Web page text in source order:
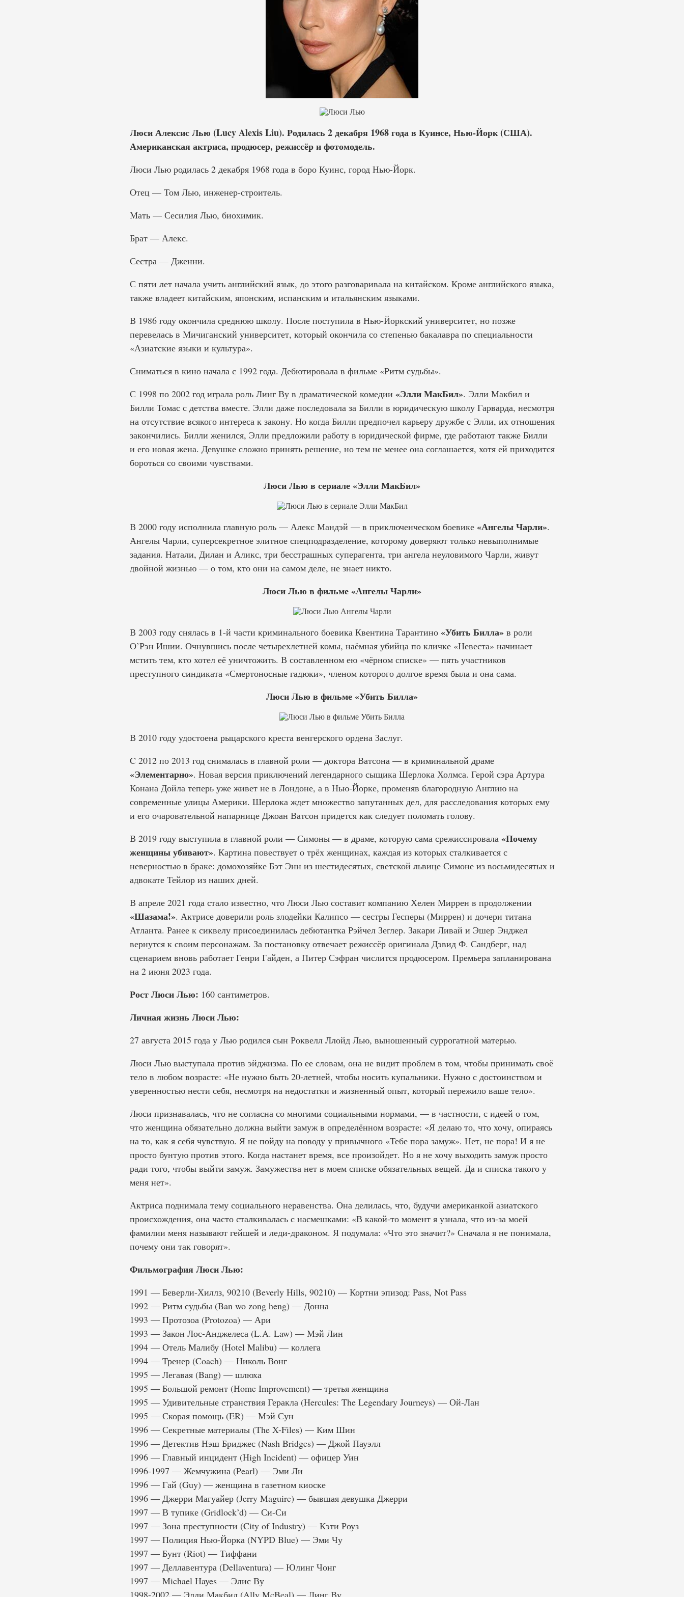
Люси Алексис Лью (Lucy Alexis Liu). Родилась 2 декабря 1968 года в Куинсе, Нью-Йорк (США).
Американская актриса, продюсер, режиссёр и фотомодель.
Люси Лью родилась 2 декабря 1968 года в боро Куинс, город Нью-Йорк.
Отец — Том Лью, инженер-строитель.
Мать — Сесилия Лью, биохимик.
Брат — Алекс.
Сестра — Дженни.
С пяти лет начала учить английский язык, до этого разговаривала на китайском. Кроме английского языка,
также владеет китайским, японским, испанским и итальянским языками.
В 1986 году окончила среднюю школу. После поступила в Нью-Йоркский университет, но позже
перевелась в Мичиганский университет, который окончила со степенью бакалавра по специальности
«Азиатские языки и культура».
Сниматься в кино начала с 1992 года. Дебютировала в фильме «Ритм судьбы».
С 1998 по 2002 год играла роль Линг Ву в драматической комедии «Элли МакБил». Элли Макбил и
Билли Томас с детства вместе. Элли даже последовала за Билли в юридическую школу Гарварда, несмотря
на отсутствие всякого интереса к закону. Но когда Билли предпочел карьеру дружбе с Элли, их отношения
закончились. Билли женился, Элли предложили работу в юридической фирме, где работают также Билли
и его новая жена. Девушке сложно принять решение, но тем не менее она соглашается, хотя ей приходится
бороться со своими чувствами.
Люси Лью в сериале «Элли МакБил»
В 2000 году исполнила главную роль — Алекс Мандэй — в приключенческом боевике «Ангелы Чарли».
Ангелы Чарли, суперсекретное элитное спецподразделение, которому доверяют только невыполнимые
задания. Натали, Дилан и Аликс, три бесстрашных суперагента, три ангела неуловимого Чарли, живут
двойной жизнью — о том, кто они на самом деле, не знает никто.
Люси Лью в фильме «Ангелы Чарли»
В 2003 году снялась в 1-й части криминального боевика Квентина Тарантино «Убить Билла»в роли
О’Рэн Ишии. Очнувшись после четырехлетней комы, наёмная убийца по кличке «Невеста» начинает
мстить тем, кто хотел её уничтожить. В составленном ею «чёрном списке» — пять участников
преступного синдиката «Смертоносные гадюки», членом которого долгое время была и она сама.
Люси Лью в фильме «Убить Билла»
В 2010 году удостоена рыцарского креста венгерского ордена Заслуг.
C 2012 по 2013 год снималась в главной роли — доктора Ватсона — в криминальной драме
«Элементарно». Новая версия приключений легендарного сыщика Шерлока Холмса. Герой сэра Артура
Конана Дойла теперь уже живет не в Лондоне, а в Нью-Йорке, променяв благородную Англию на
современные улицы Америки. Шерлока ждет множество запутанных дел, для расследования которых ему
и его очаровательной напарнице Джоан Ватсон придется как следует поломать голову.
В 2019 году выступила в главной роли — Симоны — в драме, которую сама срежиссировала «Почему
женщины убивают». Картина повествует о трёх женщинах, каждая из которых сталкивается с
неверностью в браке: домохозяйке Бэт Энн из шестидесятых, светской львице Симоне из восьмидесятых и
адвокате Тейлор из наших дней.
В апреле 2021 года стало известно, что Люси Лью составит компанию Хелен Миррен в продолжении
«Шазама!». Актрисе доверили роль злодейки Калипсо — сестры Гесперы (Миррен) и дочери титана
Атланта. Ранее к сиквелу присоединилась дебютантка Рэйчел Зеглер. Закари Ливай и Эшер Энджел
вернутся к своим персонажам. За постановку отвечает режиссёр оригинала Дэвид Ф. Сандберг, над
сценарием вновь работает Генри Гайден, а Питер Сэфран числится продюсером. Премьера запланирована
на 2 июня 2023 года.
Рост Люси Лью: 160 сантиметров.
Личная жизнь Люси Лью:
27 августа 2015 года у Лью родился сын Роквелл Ллойд Лью, выношенный суррогатной матерью.
Люси Лью выступала против эйджизма. По ее словам, она не видит проблем в том, чтобы принимать своё
тело в любом возрасте: «Не нужно быть 20-летней, чтобы носить купальники. Нужно с достоинством и
уверенностью нести себя, несмотря на недостатки и жизненный опыт, который пережило ваше тело».
Люси признавалась, что не согласна со многими социальными нормами, — в частности, с идеей о том,
что женщина обязательно должна выйти замуж в определённом возрасте: «Я делаю то, что хочу, опираясь
на то, как я себя чувствую. Я не пойду на поводу у привычного «Тебе пора замуж». Нет, не пора! И я не
просто бунтую против этого. Когда настанет время, все произойдет. Но я не хочу выходить замуж просто
ради того, чтобы выйти замуж. Замужества нет в моем списке обязательных вещей. Да и списка такого у
меня нет».
Актриса поднимала тему социального неравенства. Она делилась, что, будучи американкой азиатского
происхождения, она часто сталкивалась с насмешками: «В какой-то момент я узнала, что из-за моей
фамилии меня называют гейшей и леди-драконом. Я подумала: «Что это значит?» Сначала я не понимала,
почему они так говорят».
Фильмография Люси Лью:
1991 — Беверли-Хиллз, 90210 (Beverly Hills, 90210) — Кортни эпизод: Pass, Not Pass
1992 — Ритм судьбы (Ban wo zong heng) — Донна
1993 — Протозоа (Protozoa) — Ари
1993 — Закон Лос-Анджелеса (L.A. Law) — Мэй Лин
1994 — Отель Малибу (Hotel Malibu) — коллега
1994 — Тренер (Coach) — Николь Вонг
1995 — Легавая (Bang) — шлюха
1995 — Большой ремонт (Home Improvement) — третья женщина
1995 — Удивительные странствия Геракла (Hercules: The Legendary Journeys) — Ой-Лан
1995 — Скорая помощь (ER) — Мэй Сун
1996 — Секретные материалы (The X-Files) — Ким Шин
1996 — Детектив Нэш Бриджес (Nash Bridges) — Джой Пауэлл
1996 — Главный инцидент (High Incident) — офицер Уин
1996-1997 — Жемчужина (Pearl) — Эми Ли
1996 — Гай (Guy) — женщина в газетном киоске
1996 — Джерри Магуайер (Jerry Maguire) — бывшая девушка Джерри
1997 — В тупике (Gridlock’d) — Си-Си
1997 — Зона преступности (City of Industry) — Кэти Роуз
1997 — Полиция Нью-Йорка (NYPD Blue) — Эми Чу
1997 — Бунт (Riot) — Тиффани
1997 — Деллавентура (Dellaventura) — Юлинг Чонг
1997 — Michael Hayes — Элис Ву
1998-2002 — Элли Макбил (Ally McBeal) — Линг Ву